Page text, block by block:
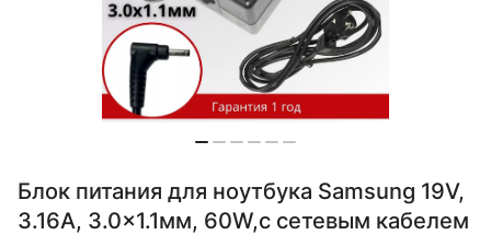
Блок питания для ноутбука Samsung 19V,
3.16A, 3.0x1.1мм, 60W,с сетевым кабелем